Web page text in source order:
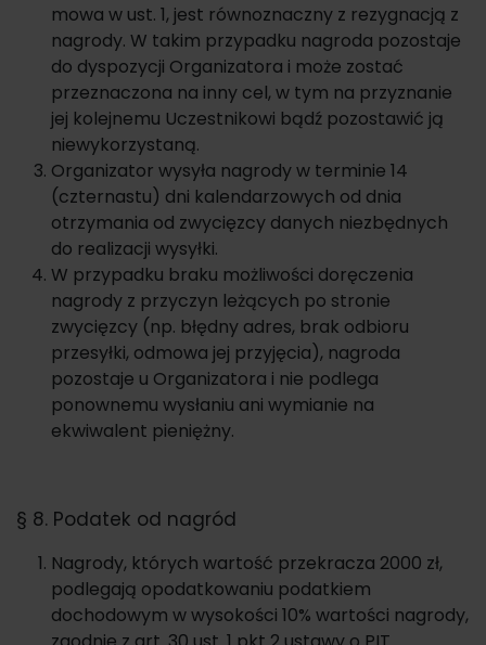
mowa w ust. 1, jest równoznaczny z rezygnacją z
nagrody. W takim przypadku nagroda pozostaje
do dyspozycji Organizatora i może zostać
przeznaczona na inny cel, w tym na przyznanie
jej kolejnemu Uczestnikowi bądź pozostawić ją
niewykorzystaną.
Organizator wysyła nagrody w terminie 14
(czternastu) dni kalendarzowych od dnia
otrzymania od zwycięzcy danych niezbędnych
do realizacji wysyłki.
W przypadku braku możliwości doręczenia
nagrody z przyczyn leżących po stronie
zwycięzcy (np. błędny adres, brak odbioru
przesyłki, odmowa jej przyjęcia), nagroda
pozostaje u Organizatora i nie podlega
ponownemu wysłaniu ani wymianie na
ekwiwalent pieniężny.
§ 8. Podatek od nagród
Nagrody, których wartość przekracza 2000 zł,
podlegają opodatkowaniu podatkiem
dochodowym w wysokości 10% wartości nagrody,